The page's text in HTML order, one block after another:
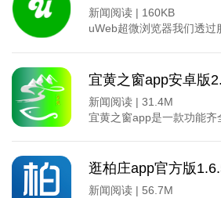
新闻阅读 | 160KB
uWeb超微浏览器我们透
宜黄之窗app安卓版
新闻阅读 | 31.4M
宜黄之窗app是一款功能
逛柏庄app官方版
新闻阅读 | 56.7M